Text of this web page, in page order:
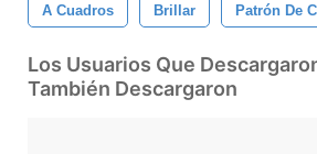
A Cuadros Brillar Patrón De
Los Usuarios Que
También Descargaron